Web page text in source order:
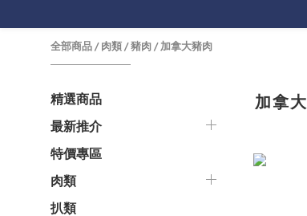
全部商品/肉類/豬肉/加拿大豬肉
精選商品
最新推介
特價專區
肉類
扒類
加拿